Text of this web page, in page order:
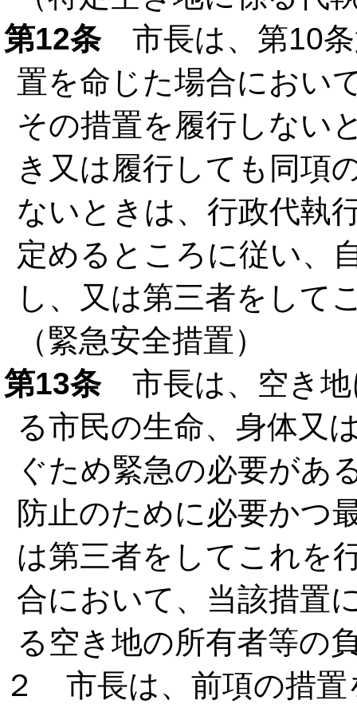
第12条市長は、第10条
置を命じた場合におい
その措置を履行しない
き又は履行しても同項
ないときは、行政代執
定めるところに従い、
し、又は第三者をして
（緊急安全措置）
第13条市長は、空き地
る市民の生命、身体又
ぐため緊急の必要があ
防止のために必要かつ
は第三者をしてこれを
合において、当該措置
る空き地の所有者等の
２ 市長は、前項の措置